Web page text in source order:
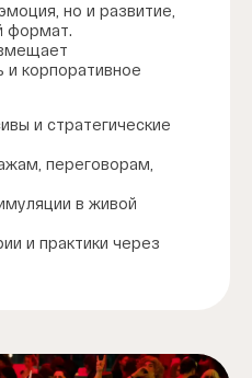
но и развитие,
формат.
и корпоративное
и стратегические
переговорам,
в живой
и практики через